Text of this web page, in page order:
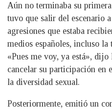
Aún no terminaba su
tuvo que salir del escenario
agresiones que estaba
medios españoles, incluso la
«Pues me voy, ya está»,
cancelar su participación en
la diversidad sexual.
Posteriormente, emitió un